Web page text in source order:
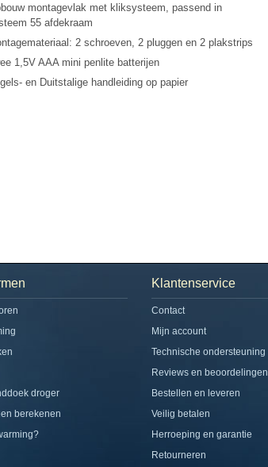
montagevlak met kliksysteem, passend in
55 afdekraam
2 schroeven, 2 pluggen en 2 plakstrips
1,5V AAA mini penlite batterijen
en Duitstalige handleiding op papier
droger
berekenen
Klantenservice
Contact
Mijn account
Technische ondersteuning
Reviews en beoordelingen
Bestellen en leveren
Veilig betalen
Herroeping en garantie
Retourneren